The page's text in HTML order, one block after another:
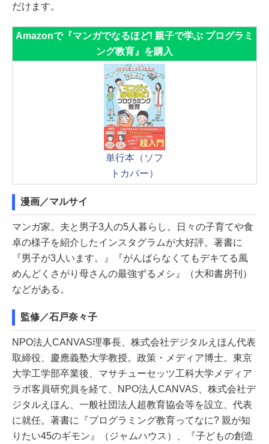
だけます。
Amazonで『マンガでなるほど! 親子で学ぶ プログラミ
ング教育』を購入
単行本（ソフ
トカバー）
漫画／マルサイ
マンガ家。夫と男子3人の5人暮らし。日々の子育てや食
卓の様子を紹介したインスタグラムが大好評。著書に
『男子が3人います。』『がんばらなくてもデキてる風
めんどくさがり母さんの最強ずるメシ』（大和書房刊）
などがある。
監修／石戸奈々子
NPO法人CANVAS理事長、株式会社デジタルえほん代表
取締役、慶應義塾大学教授。政策・メディア博士。東京
大学工学部卒業後、マサチューセッツ工科大学メディア
ラボ客員研究員を経て、NPO法人CANVAS、株式会社デ
ジタルえほん、一般社団法人超教育協会等を設立、代表
に就任。著書に『プログラミング教育ってなに? 親が知
りたい45のギモン』（ジャムハウス）、『子どもの創造